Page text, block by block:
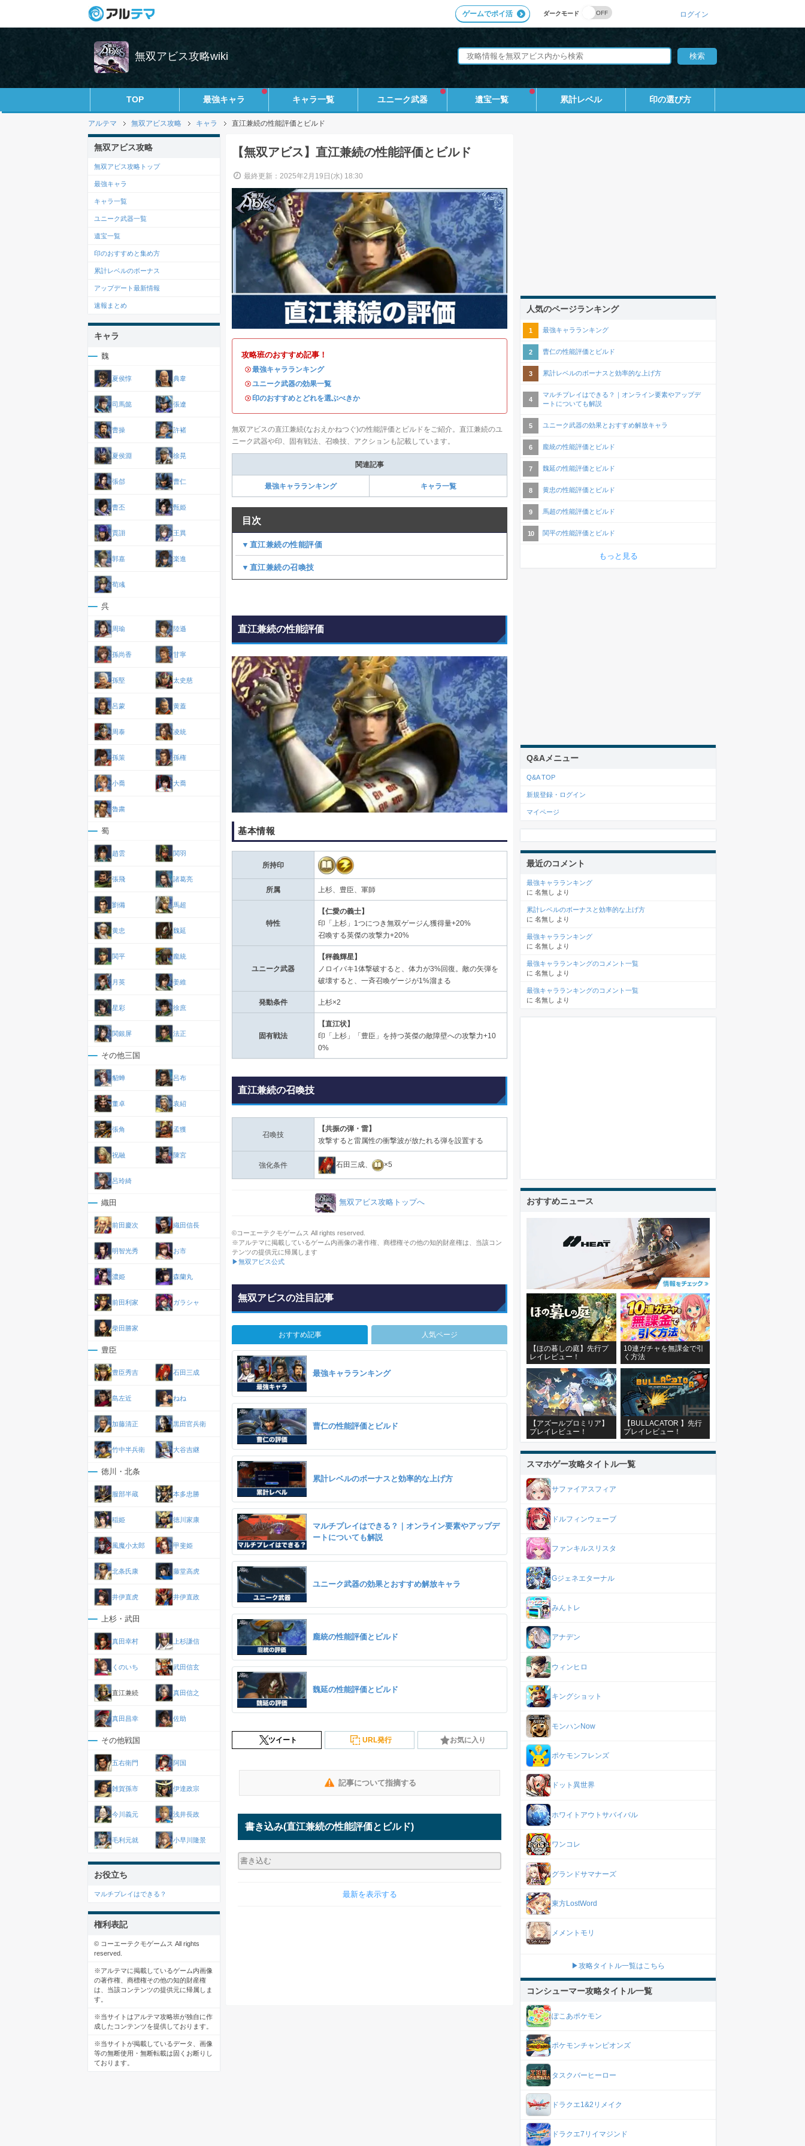
ダークモード
ゲームでポイ活 ログイン
無双アビス攻略wiki
TOP 最強キャラ キャラ一覧 ユニーク武器 遺宝一覧 累計レベル 印の選び方
アルテマ 無双アビス攻略 キャラ 直江兼続の性能評価とビルド
【無双アビス】直江兼続の性能評価とビルド
最終更新：2025年2月19日(水) 18:30
攻略班のおすすめ記事！
・最強キャラランキング
・ユニーク武器の効果一覧
・印のおすすめとどれを選ぶべきか
無双アビスの直江兼続(なおえかねつぐ)の性能評価とビルドをご紹介。直江兼続のユ
ニーク武器や印、固有戦法、召喚技、アクションも記載しています。
関連記事
最強キャラランキング キャラ一覧
目次
▼直江兼続の性能評価
▼直江兼続の召喚技
直江兼続の性能評価
基本情報
所持印
所属 上杉、豊臣、軍師
特性
【仁愛の義士】
印「上杉」1つにつき無双ゲージん獲得量+20%
召喚する英傑の攻撃力+20%
ユニーク武器
【秤義輝星】
ノロイバキ1体撃破すると、体力が3%回復。敵の矢弾を
破壊すると、一斉召喚ゲージが1%溜まる
発動条件 上杉×2
固有戦法
【直江状】
印「上杉」「豊臣」を持つ英傑の敵障壁への攻撃力+10
0%
直江兼続の召喚技
召喚技
【共振の弾・雷】
攻撃すると雷属性の衝撃波が放たれる弾を設置する
強化条件 石田三成、 ×5
無双アビス攻略トップへ
©コーエーテクモゲームス All rights reserved.
※アルテマに掲載しているゲーム内画像の著作権、商標権その他の知的財産権は、当該コン
テンツの提供元に帰属します
▶無双アビス公式
無双アビスの注目記事
おすすめ記事 人気ページ
最強キャラランキング
曹仁の性能評価とビルド
累計レベルのボーナスと効率的な上げ方
マルチプレイはできる？｜オンライン要素やアップデ
ートについても解説
ユニーク武器の効果とおすすめ解放キャラ
龐統の性能評価とビルド
魏延の性能評価とビルド
ツイート URL発行 お気に入り
記事について指摘する
書き込み(直江兼続の性能評価とビルド)
最新を表示する
無双アビス攻略
無双アビス攻略トップ
最強キャラ
キャラ一覧
ユニーク武器一覧
遺宝一覧
印のおすすめと集め方
累計レベルのボーナス
アップデート最新情報
速報まとめ
キャラ
魏
夏侯惇 典韋
司馬懿 張遼
曹操 許褚
夏侯淵 徐晃
張郃 曹仁
曹丕 甄姫
賈詡 王異
郭嘉 楽進
荀彧
呉
周瑜 陸遜
孫尚香 甘寧
孫堅 太史慈
呂蒙 黄蓋
周泰 凌統
孫策 孫権
小喬 大喬
魯粛
蜀
趙雲 関羽
張飛 諸葛亮
劉備 馬超
黄忠 魏延
関平 龐統
月英 姜維
星彩 徐庶
関銀屏 法正
その他三国
貂蝉 呂布
董卓 袁紹
張角 孟獲
祝融 陳宮
呂玲綺
織田
前田慶次 織田信長
明智光秀 お市
濃姫 森蘭丸
前田利家 ガラシャ
柴田勝家
豊臣
豊臣秀吉 石田三成
島左近 ねね
加藤清正 黒田官兵衛
竹中半兵衛 大谷吉継
徳川・北条
服部半蔵 本多忠勝
稲姫 徳川家康
風魔小太郎 甲斐姫
北条氏康 藤堂高虎
井伊直虎 井伊直政
上杉・武田
真田幸村 上杉謙信
くのいち 武田信玄
直江兼続 真田信之
真田昌幸 佐助
その他戦国
五右衛門 阿国
雑賀孫市 伊達政宗
今川義元 浅井長政
毛利元就 小早川隆景
お役立ち
マルチプレイはできる？
権利表記
© コーエーテクモゲームス All rights
reserved.
※アルテマに掲載しているゲーム内画像
の著作権、商標権その他の知的財産権
は、当該コンテンツの提供元に帰属しま
す。
※当サイトはアルテマ攻略班が独自に作
成したコンテンツを提供しております。
※当サイトが掲載しているデータ、画像
等の無断使用・無断転載は固くお断りし
ております。
人気のページランキング
最強キャラランキング
曹仁の性能評価とビルド
累計レベルのボーナスと効率的な上げ方
マルチプレイはできる？｜オンライン要素やアップデ
ートについても解説
ユニーク武器の効果とおすすめ解放キャラ
龐統の性能評価とビルド
魏延の性能評価とビルド
黄忠の性能評価とビルド
馬超の性能評価とビルド
関平の性能評価とビルド
もっと見る
Q&Aメニュー
Q&A TOP
新規登録・ログイン
マイページ
最近のコメント
最強キャラランキング
に 名無し より
累計レベルのボーナスと効率的な上げ方
に 名無し より
最強キャラランキング
に 名無し より
最強キャラランキングのコメント一覧
に 名無し より
最強キャラランキングのコメント一覧
に 名無し より
おすすめニュース
【ほの暮しの庭】先行プ
レイレビュー！
10連ガチャを無課金で引
く方法
【アズールプロミリア】
プレイレビュー！
【BULLACATOR 】先行
プレイレビュー！
スマホゲー攻略タイトル一覧
サファイアスフィア
ドルフィンウェーブ
ファンキルスリスタ
Gジェネエターナル
みんトレ
アナデン
ウィンヒロ
キングショット
モンハンNow
ポケモンフレンズ
ドット異世界
ホワイトアウトサバイバル
ワンコレ
グランドサマナーズ
東方LostWord
メメントモリ
▶攻略タイトル一覧はこちら
コンシューマー攻略タイトル一覧
ぽこあポケモン
ポケモンチャンピオンズ
タスクバーヒーロー
ドラクエ1&2リメイク
ドラクエ7リイマジンド